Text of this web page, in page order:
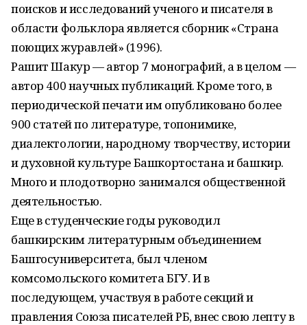
поисков и исследований ученого и писателя в
области фольклора является сборник «Страна
поющих журавлей» (1996).
Рашит Шакур — автор 7 монографий, а в целом —
автор 400 научных публикаций. Кроме того, в
периодической печати им опубликовано более
900 статей по литературе, топонимике,
диалектологии, народному творчеству, истории
и духовной культуре Башкортостана и башкир.
Много и плодотворно занимался общественной
деятельностью.
Еще в студенческие годы руководил
башкирским литературным объединением
Башгосуниверситета, был членом
комсомольского комитета БГУ. И в
последующем, участвуя в работе секций и
правления Союза писателей РБ, внес свою лепту в